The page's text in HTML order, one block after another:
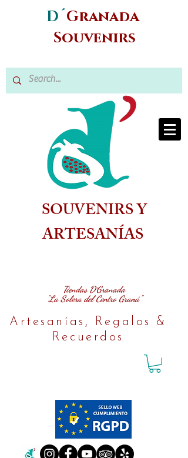
D´Granada
Souvenirs
SOUVENIRS Y
ARTESANÍAS
Tiendas D´Granada
"La Solera del Centro Graná"
Artesanías, Regalos &
Recuerdos